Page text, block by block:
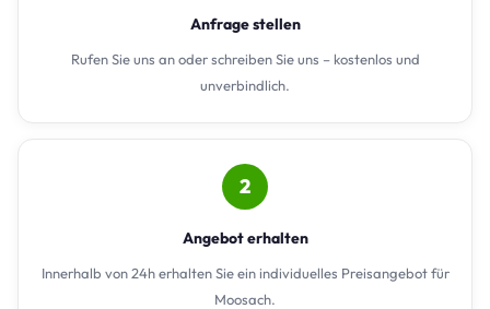
Anfrage stellen
Rufen Sie uns an oder schreiben Sie uns – kostenlos und
unverbindlich.
2
Angebot erhalten
Innerhalb von 24h erhalten Sie ein individuelles Preisangebot für
Moosach.